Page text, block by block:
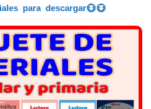
para descargar